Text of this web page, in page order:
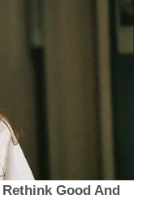
Good And